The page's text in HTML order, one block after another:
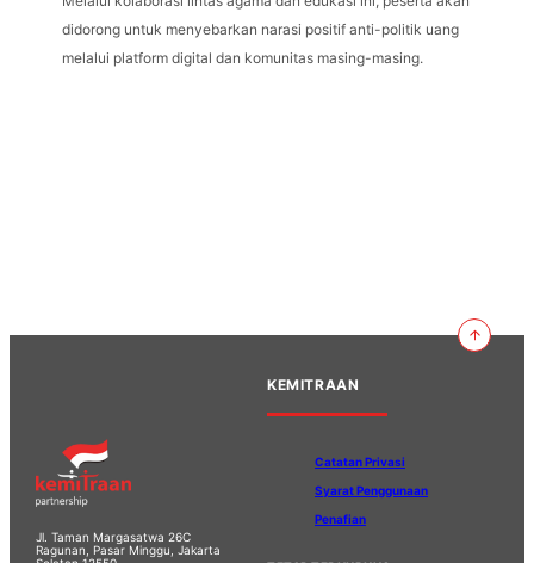
didorong untuk menyebarkan narasi positif anti-politik uang
melalui platform digital dan komunitas masing-masing.
Jl. Taman Margasatwa 26C
Ragunan, Pasar Minggu, Jakarta
KEMITRAAN
Catatan Privasi
Syarat Penggunaan
Penafian